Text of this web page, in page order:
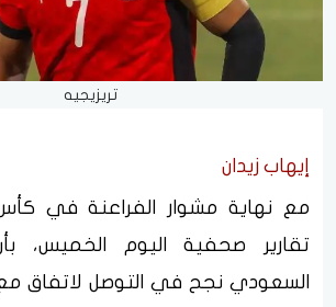
تريزيجيه
إيهاب زيدان
مع نهاية مشوار الفراعنة في كأس
تقارير صحفية اليوم الخميس،
السعودي نجح في التوصل لاتفاق